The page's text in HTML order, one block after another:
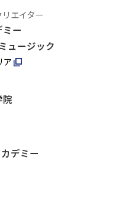
エイター
ー
ュージック
ア
院
デミー